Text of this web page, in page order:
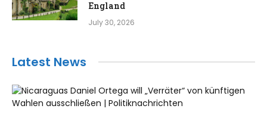
England
July 30, 2026
Latest News